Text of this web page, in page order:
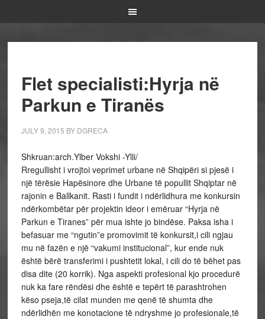
Flet specialisti:Hyrja në
Parkun e Tiranës
JULY 9, 2015 BY DGRECA
Shkruan:arch.Ylber Vokshi -Ylli/
Rregullisht i vrojtoi veprimet urbane në Shqipëri si pjesë i
një tërësie Hapësinore dhe Urbane të popullit Shqiptar në
rajonin e Ballkanit. Rasti i fundit i ndërlidhura me konkursin
ndërkombëtar për projektin ideor i emëruar “Hyrja në
Parkun e Tiranes” për mua ishte jo bindëse. Paksa isha i
befasuar me “ngutin”e promovimit të konkursit,i cili ngjau
mu në fazën e një “vakumi institucional”, kur ende nuk
është bërë transferimi i pushtetit lokal, i cili do të bëhet pas
disa dite (20 korrik). Nga aspekti profesional kjo procedurë
nuk ka fare rëndësi dhe është e tepërt të parashtrohen
këso pseja,të cilat munden me qenë të shumta dhe
ndërlidhën me konotacione të ndryshme jo profesionale,të